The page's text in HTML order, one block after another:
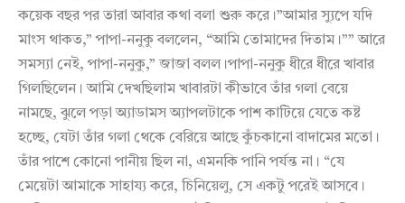
কয়েক বছর পর তারা আবার কথা বলা শুরু করে।”আমার স্যুপে যদি
মাংস থাকত,” পাপা-ননুকু বললেন, “আমি তোমাদের দিতাম।”” আরে
সমস্যা নেই, পাপা-ননুকু,” জাজা বলল।পাপা-ননুকু ধীরে ধীরে খাবার
গিলছিলেন। আমি দেখছিলাম খাবারটা কীভাবে তাঁর গলা বেয়ে
নামছে, ঝুলে পড়া অ্যাডামস অ্যাপলটাকে পাশ কাটিয়ে যেতে কষ্ট
হচ্ছে, যেটা তাঁর গলা থেকে বেরিয়ে আছে কুঁচকানো বাদামের মতো।
তাঁর পাশে কোনো পানীয় ছিল না, এমনকি পানি পর্যন্ত না। “যে
মেয়েটা আমাকে সাহায্য করে, চিনিয়েলু, সে একটু পরেই আসবে।